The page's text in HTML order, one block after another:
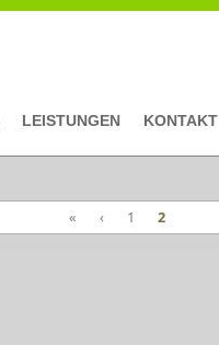
LEISTUNGEN KONTAKT
« ‹ 1 2